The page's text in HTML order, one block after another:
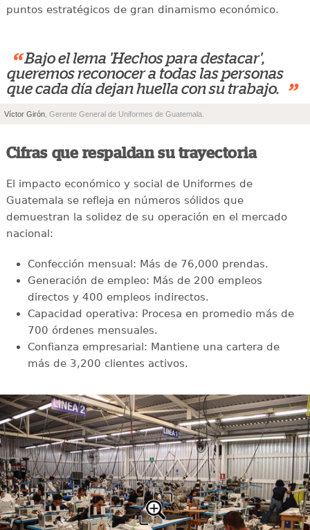
puntos estratégicos de gran dinamismo económico.
“ Bajo el lema 'Hechos para destacar',
queremos reconocer a todas las personas
que cada día dejan huella con su trabajo.
”
Víctor Girón , Gerente General de Uniformes de Guatemala.
Cifras que respaldan su trayectoria
El impacto económico y social de Uniformes de
Guatemala se refleja en números sólidos que
demuestran la solidez de su operación en el mercado
nacional:
Confección mensual: Más de 76,000 prendas.
Generación de empleo: Más de 200 empleos
directos y 400 empleos indirectos.
Capacidad operativa: Procesa en promedio más de
700 órdenes mensuales.
Confianza empresarial: Mantiene una cartera de
más de 3,200 clientes activos.